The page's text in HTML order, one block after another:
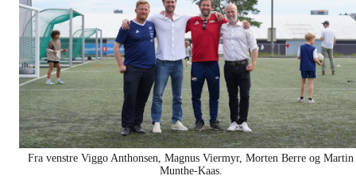
Fra venstre Viggo Anthonsen, Magnus Viermyr, Morten Berre og Martin
Munthe-Kaas.